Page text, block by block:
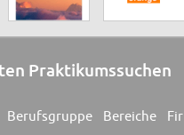
Praktikumssuchen
Berufsgruppe Bereiche